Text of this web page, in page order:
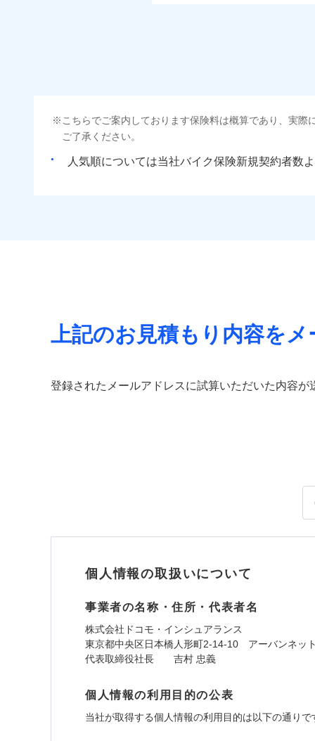
こちらでご案内しております保険料は概算であり、実
ご了承ください。
人気順については当社 新規契約者数
上記のお見積もり内容をメ
登録されたメールアドレスに試算いただいた内容が
個人情報の取扱いについて
事業者の名称・住所・代表者名
株式会社ドコモ・インシュアランス
東京都中央区日本橋人形町2-14-10 アーバンネッ
代表取締役社長 吉村 忠義
個人情報の利用目的の公表
当社が取得する個人情報の利用目的は以下の通りで